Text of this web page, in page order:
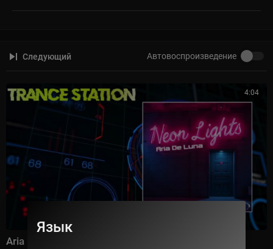
Следующий Автовоспроизведение
4:04
Aria De Luna - Neon Lights (Original Mix)
Язык